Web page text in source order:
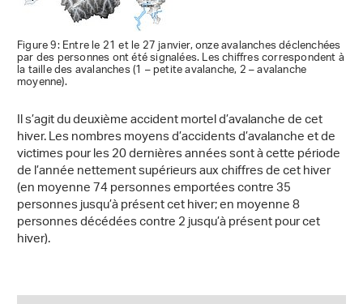
Figure 9: Entre le 21 et le 27 janvier, onze avalanches déclenchées
par des personnes ont été signalées. Les chiffres correspondent à
la taille des avalanches (1 – petite avalanche, 2 – avalanche
moyenne).
Il s’agit du deuxième accident mortel d’avalanche de cet
hiver. Les nombres moyens d’accidents d’avalanche et de
victimes pour les 20 dernières années sont à cette période
de l’année nettement supérieurs aux chiffres de cet hiver
(en moyenne 74 personnes emportées contre 35
personnes jusqu’à présent cet hiver; en moyenne 8
personnes décédées contre 2 jusqu’à présent pour cet
hiver).